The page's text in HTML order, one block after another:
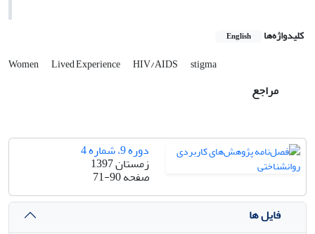
کلیدواژه‌ها English
Women Lived Experience HIV/AIDS stigma
مراجع
دوره 9، شماره 4
زمستان 1397
صفحه71-90
فایل ها